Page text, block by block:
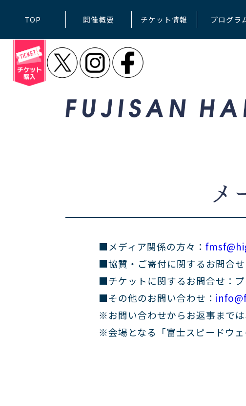
TOP 開催概要 チケット情報 プログラ
■メディア関係の方々：
■協賛・ご寄付に関するお問合せ
■チケットに関するお問合せ：
■その他のお問い合わせ：
※お問い合わせからお返事までは
※会場となる「富士スピードウ